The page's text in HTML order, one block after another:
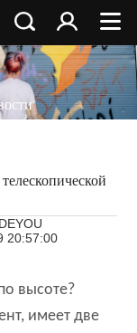
20:57:00
высоте?
имеет две